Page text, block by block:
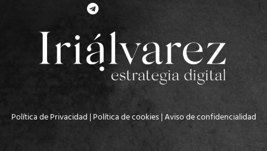
Política de Privacidad | Política de cookies|Aviso de confidencialidad